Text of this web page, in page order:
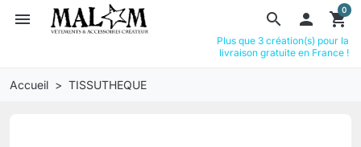
search
menu  shopping_cart
0
Plus que 3 création(s) pour la
livraison gratuite en France !
Accueil TISSUTHEQUE